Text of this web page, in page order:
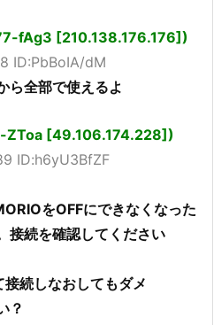
fAg3 [210.138.176.176])
ID:PbBoIA/dM
ら全部で使えるよ
ZToa [49.106.174.228])
ID:h6yU3BfZF
をOFFにできなくなった
接続を確認してください
続しなおしてもダメ
？